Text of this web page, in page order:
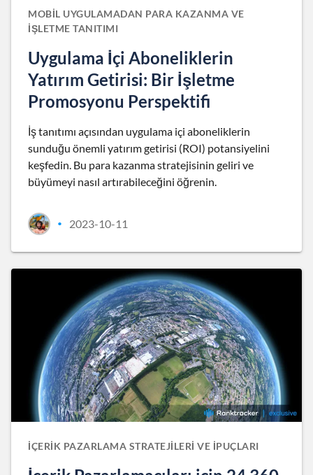
MOBIL UYGULAMADAN PARA KAZANMA VE
İŞLETME TANITIMI
Uygulama İçi Aboneliklerin
Yatırım Getirisi: Bir İşletme
Promosyonu Perspektifi
İş tanıtımı açısından uygulama içi aboneliklerin
sunduğu önemli yatırım getirisi (ROI) potansiyelini
keşfedin. Bu para kazanma stratejisinin geliri ve
büyümeyi nasıl artırabileceğini öğrenin.
• 2023-10-11
İÇERIK PAZARLAMA STRATEJILERI VE İPUÇLARI